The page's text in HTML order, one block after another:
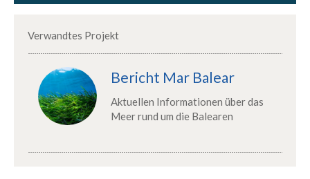
Verwandtes Projekt
Bericht Mar Balear
Aktuellen Informationen über das
Meer rund um die Balearen